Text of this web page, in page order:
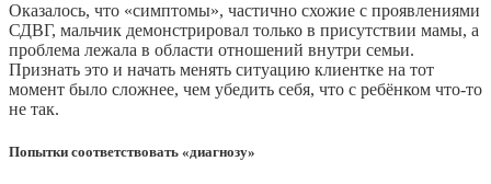
Оказалось, что «симптомы», частично схожие с проявлениями
СДВГ, мальчик демонстрировал только в присутствии мамы, а
проблема лежала в области отношений внутри семьи.
Признать это и начать менять ситуацию клиентке на тот
момент было сложнее, чем убедить себя, что с ребёнком что‑то
не так.
Попытки соответствовать «диагнозу»